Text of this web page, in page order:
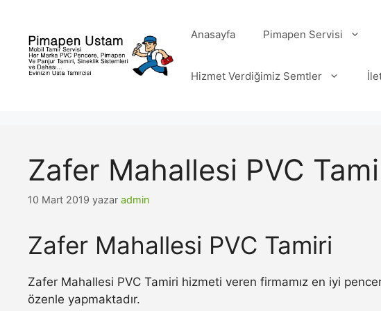
Anasayfa Pimapen Servisi
Hizmet Verdiğimiz Semtler
Zafer Mahallesi PVC
10 Mart 2019 yazar admin
Zafer Mahallesi PVC Tamiri
Zafer Mahallesi PVC Tamiri hizmeti veren firmamız en iyi
özenle yapmaktadır.